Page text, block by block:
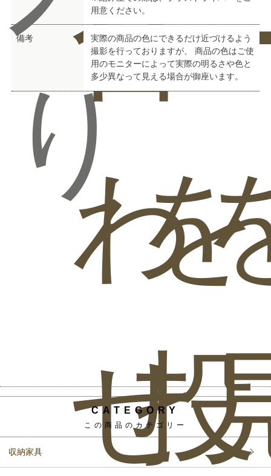
り
合
わ
せ
ー
を
投
用意ください。
備考
実際の商品の色にできるだけ近づけるよう
撮影を行っておりますが、 商品の色はご使
用のモニターによって実際の明るさや色と
多少異なって見える場合が御座います。
CATEGORY
この商品のカテゴリー
収納家具